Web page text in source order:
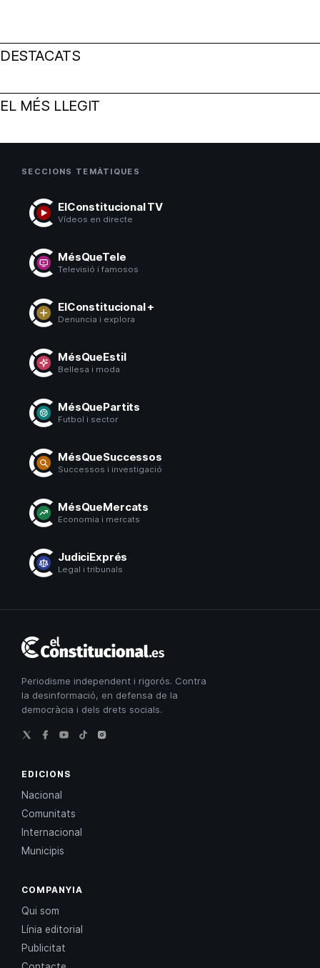
DESTACATS
EL MÉS LLEGIT
SECCIONS TEMÀTIQUES
ElConstitucional TV
Vídeos en directe
MésQueTele
Televisió i famosos
ElConstitucional +
Denuncia i explora
MésQueEstil
Bellesa i moda
MésQuePartits
Futbol i sector
MésQueSuccessos
Successos i investigació
MésQueMercats
Economia i mercats
JudiciExprés
Legal i tribunals
Constitucional
Periodisme independent i rigorós. Contra
la desinformació, en defensa de la
democràcia i dels drets socials.
EDICIONS
Nacional
Comunitats
Internacional
Municipis
COMPANYIA
Qui som
Línia editorial
Publicitat